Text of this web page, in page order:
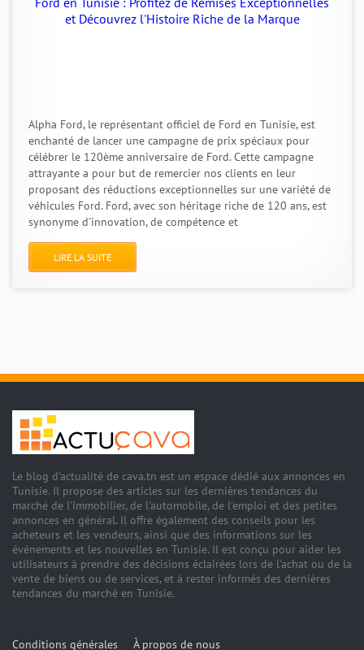
Alpha Ford, le représentant officiel de Ford en Tunisie, est
enchanté de lancer une campagne de prix spéciaux pour
célébrer le 120ème anniversaire de Ford. Cette campagne
attrayante a pour but de remercier nos clients en leur
proposant des réductions exceptionnelles sur une variété de
véhicules Ford. Ford, avec son héritage riche de 120 ans, est
synonyme d'innovation, de compétence et
LIRE LA SUITE
Le blog d'actualité de cava.tn est un espace dédié aux annonces en
Tunisie. Il propose des articles sur les dernières tendances du
marché de l'immobilier, de l'automobile, de l'emploi et des petites
annonces en général. Il offre également des conseils pour les
acheteurs et les vendeurs, ainsi que des informations sur les
événements et les nouvelles en Tunisie. Il est conçu pour aider les
utilisateurs à prendre des décisions éclairées lors de l'achat ou de la
vente de biens ou de services, et à rester informés des dernières
tendances du marché en Tunisie.
Conditions générales À propos de nous